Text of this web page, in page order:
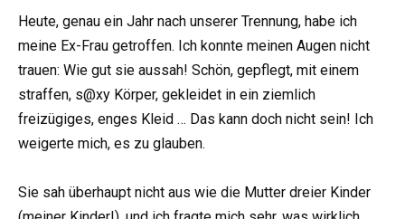
Heute, genau ein Jahr nach unserer Trennung, habe ich
meine Ex-Frau getroffen. Ich konnte meinen Augen nicht
trauen: Wie gut sie aussah! Schön, gepflegt, mit einem
straffen, s@xy Körper, gekleidet in ein ziemlich
freizügiges, enges Kleid … Das kann doch nicht sein! Ich
weigerte mich, es zu glauben.
Sie sah überhaupt nicht aus wie die Mutter dreier Kinder